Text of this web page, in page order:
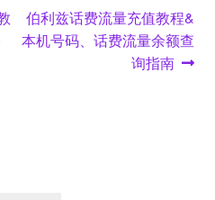
Next
post:
伯利兹话费流量充值教程&
本机号码、话费流量余额查
询指南